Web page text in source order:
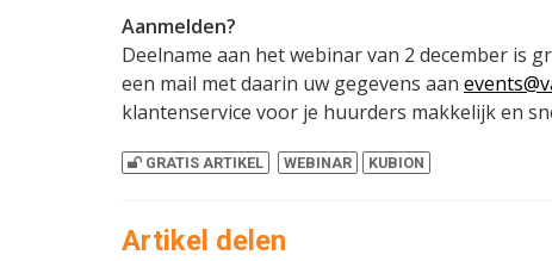
Aanmelden?
Deelname aan het webinar van 2 december is
een mail met daarin uw gegevens aan
klantenservice voor je huurders makkelijk en
GRATIS ARTIKEL WEBINAR KUBION
Artikel delen